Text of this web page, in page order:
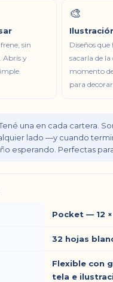
sin
Abrís y
🎨
Diseños que
sacarla de
momento
para
una en cada cartera.
lado —y cuando
esperando. Perfectas
Pocket — 12 ×
32 hojas
Flexible con
tela e